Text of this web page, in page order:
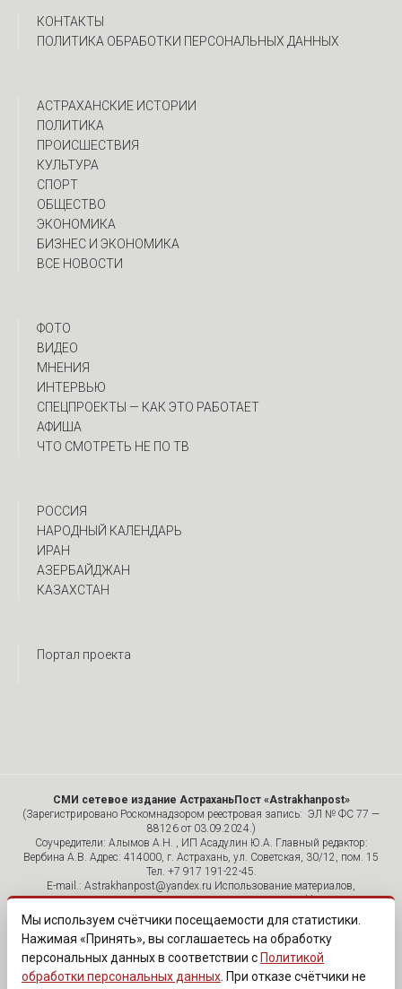
КОНТАКТЫ
ПОЛИТИКА ОБРАБОТКИ ПЕРСОНАЛЬНЫХ ДАННЫХ
АСТРАХАНСКИЕ ИСТОРИИ
ПОЛИТИКА
ПРОИСШЕСТВИЯ
КУЛЬТУРА
СПОРТ
ОБЩЕСТВО
ЭКОНОМИКА
БИЗНЕС И ЭКОНОМИКА
ВСЕ НОВОСТИ
ФОТО
ВИДЕО
МНЕНИЯ
ИНТЕРВЬЮ
CПЕЦПРОЕКТЫ — КАК ЭТО РАБОТАЕТ
АФИША
ЧТО СМОТРЕТЬ НЕ ПО ТВ
РОССИЯ
НАРОДНЫЙ КАЛЕНДАРЬ
ИРАН
АЗЕРБАЙДЖАН
КАЗАХСТАН
Портал проекта
СМИ сетевое издание АстраханьПост «Astrakhanpost»
(Зарегистрировано Роскомнадзором реестровая запись: ЭЛ № ФС 77 —
88126 от 03.09.2024.)
Соучредители: Алымов А.Н. , ИП Асадулин Ю.А. Главный редактор:
Вербина А.В. Адрес: 414000, г. Астрахань, ул. Советская, 30/12, пом. 15
Тел. +7 917 191-22-45.
E-mail.: Astrakhanpost@yandex.ru Использование материалов,
размещенных на страницах сетевого издания «Astrakhanpost»,
допускается исключительно с указанием источника и публикацией
активной гиперссылки на портал Astrakhanpost.ru. Комментарии
читателей сайта размещаются без предварительного редактирования.
Редакция оставляет за собой право удалить их с сайта или
отредактировать, если указанные сообщения нарушают законы РФ.
«САЙТ ПРЕДНАЗНАЧЕН ДЛЯ АУДИТОРИИ 18+»
Мы используем счётчики посещаемости для статистики.
Нажимая «Принять», вы соглашаетесь на обработку
персональных данных в соответствии с Политикой
обработки персональных данных . При отказе счётчики не